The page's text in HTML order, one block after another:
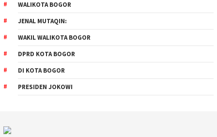
WALIKOTA BOGOR
JENAL MUTAQIN:
WAKIL WALIKOTA BOGOR
DPRD KOTA BOGOR
DI KOTA BOGOR
PRESIDEN JOKOWI